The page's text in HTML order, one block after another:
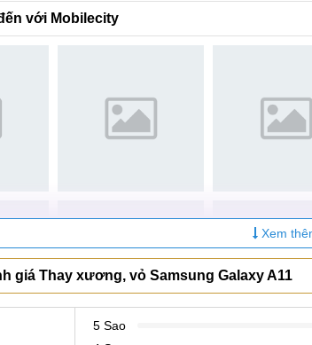
MobileCity tại địa chỉ sau để được hỗ trợ và
năm kinh nghiệm trong nghề, Đội ngũ kĩ
hãng 100% MobileCity luôn là sự lựa chọn của
qua đêm khi sửa chữa, thay vỏ tại
test
Xem thêm chi